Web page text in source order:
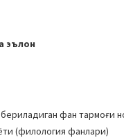
эълон
фан тармоғи
(филология фанлари)